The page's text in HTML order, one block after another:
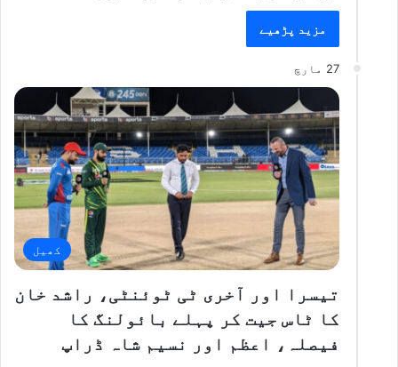
مزید پڑھیے
27 مارچ
کھیل
تیسرا اور آخری ٹی ٹوئنٹی، راشد خان
کا ٹاس جیت کر پہلے بائولنگ کا
فیصلہ، اعظم اور نسیم شاہ ڈراپ